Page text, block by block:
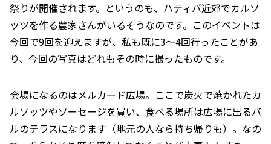
祭りが開催されます。というのも、ハティバ近郊でカルソ
ッツを作る農家さんがいるそうなのです。このイベントは
今回で9回を迎えますが、私も既に3～4回行ったことがあ
り、今回の写真はどれもその時に撮ったものです。
会場になるのはメルカード広場。ここで炭火で焼かれたカ
ルソッツやソーセージを買い、食べる場所は広場に出るバ
ルのテラスになります（地元の人なら持ち帰りも）。なの